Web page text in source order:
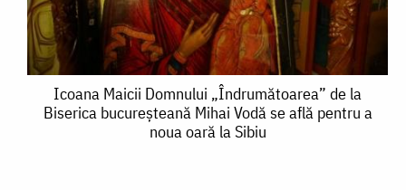
Icoana
Maicii
Icoana Maicii Domnului „Îndrumătoarea” de la
Biserica bucureșteană Mihai Vodă se află pentru a
noua oară la Sibiu